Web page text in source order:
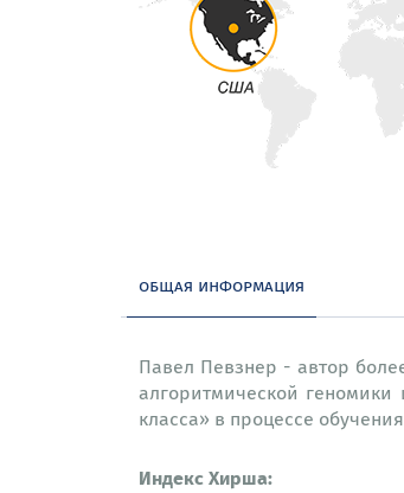
общая информация
Павел Певзнер - автор
алгоритмической
класса» в процессе
Индекс Хирша: